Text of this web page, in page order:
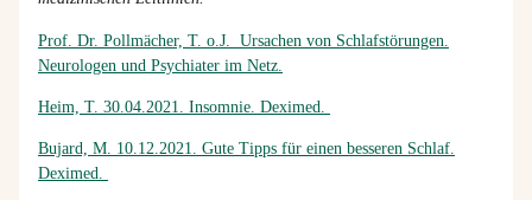
Prof. Dr. Pollmächer, T. o.J. Ursachen von Schlafstörungen.
Neurologen und Psychiater im Netz.
Heim, T. 30.04.2021. Insomnie. Deximed.
Bujard, M. 10.12.2021. Gute Tipps für einen besseren Schlaf.
Deximed.